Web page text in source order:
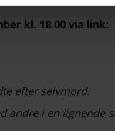
kl. 18.00 via link:
efter selvmord.
andre i en lignende